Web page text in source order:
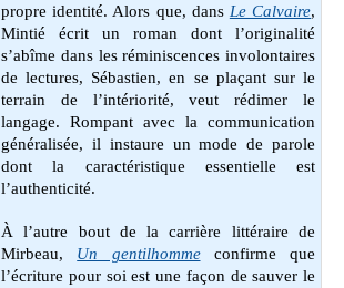
propre identité. Alors que, dans Le Calvaire,
Mintié écrit un roman dont l’originalité
s’abîme dans les réminiscences involontaires
de lectures, Sébastien, en se plaçant sur le
terrain de l’intériorité, veut rédimer le
langage. Rompant avec la communication
généralisée, il instaure un mode de parole
dont la caractéristique essentielle est
l’authenticité.
À l’autre bout de la carrière littéraire de
Mirbeau, Un gentilhommeconfirme que
l’écriture pour soi est une façon de sauver le